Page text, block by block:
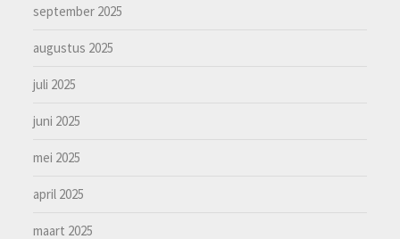
september 2025
augustus 2025
juli 2025
juni 2025
mei 2025
april 2025
maart 2025